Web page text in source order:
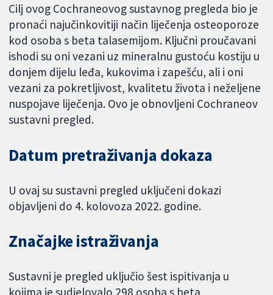
Cilj ovog Cochraneovog sustavnog pregleda bio je
pronaći najučinkovitiji način liječenja osteoporoze
kod osoba s beta talasemijom. Ključni proučavani
ishodi su oni vezani uz mineralnu gustoću kostiju u
donjem dijelu leđa, kukovima i zapešću, ali i oni
vezani za pokretljivost, kvalitetu života i neželjene
nuspojave liječenja. Ovo je obnovljeni Cochraneov
sustavni pregled.
Datum pretraživanja dokaza
U ovaj su sustavni pregled uključeni dokazi
objavljeni do 4. kolovoza 2022. godine.
Značajke istraživanja
Sustavni je pregled uključio šest ispitivanja u